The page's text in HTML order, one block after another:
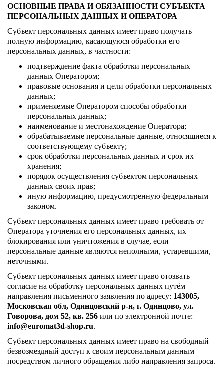
ОСНОВНЫЕ ПРАВА И ОБЯЗАННОСТИ СУБЪЕКТА
ПЕРСОНАЛЬНЫХ ДАННЫХ И ОПЕРАТОРА
Субъект персональных данных имеет право получать
полную информацию, касающуюся обработки его
персональных данных, в частности:
подтверждение факта обработки персональных
данных Оператором;
правовые основания и цели обработки персональных
данных;
применяемые Оператором способы обработки
персональных данных;
наименование и местонахождение Оператора;
обрабатываемые персональные данные, относящиеся к
соответствующему субъекту;
срок обработки персональных данных и срок их
хранения;
порядок осуществления субъектом персональных
данных своих прав;
иную информацию, предусмотренную федеральным
законом.
Субъект персональных данных имеет право требовать от
Оператора уточнения его персональных данных, их
блокирования или уничтожения в случае, если
персональные данные являются неполными, устаревшими,
неточными.
Субъект персональных данных имеет право отозвать
согласие на обработку персональных данных путём
направления письменного заявления по адресу: 143005,
Московская обл, Одинцовский р-н, г. Одинцово, ул.
Говорова, дом 52, кв. 256 или по электронной почте:
info@euromat3d-shop.ru.
Субъект персональных данных имеет право на свободный
безвозмездный доступ к своим персональным данным
посредством личного обращения либо направления запроса.